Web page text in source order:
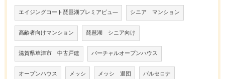
エイジングコート琵琶湖プレミアビュ― シニア マンション
高齢者向けマンション 琵琶湖 シニア向け
滋賀県草津市 中古戸建 バーチャルオープンハウス
オープンハウス メッシ メッシ 退団 バルセロナ